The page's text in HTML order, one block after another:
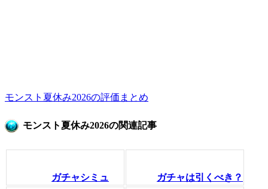
モンスト夏休み2026の評価まとめ
モンスト夏休み2026の関連記事
ガチャシミュ ガチャは引くべき？